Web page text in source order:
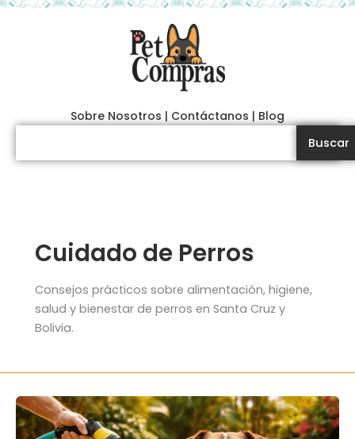
Ir
Sobre Nosotros | Contáctanos | Blog
Search
Buscar
Cuidado de Perros
Consejos prácticos sobre alimentación, higiene,
salud y bienestar de perros en Santa Cruz y
Bolivia.